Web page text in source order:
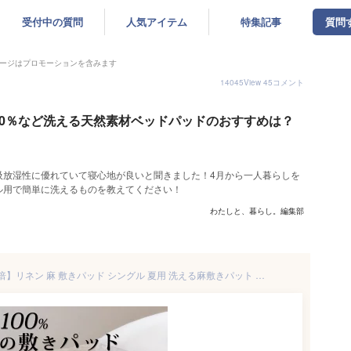
受付中の質問 人気アイテム 特集記事 質問
ジはプロモーションを含みます
14045View 45コメント
など洗える天然素材ベッドパッドのおすすめは？
湿性に優れていて寝心地が良いと聞きました！4月から一人暮らしを
で簡単に洗えるものを教えてください！
わたしと、暮らし。編集部